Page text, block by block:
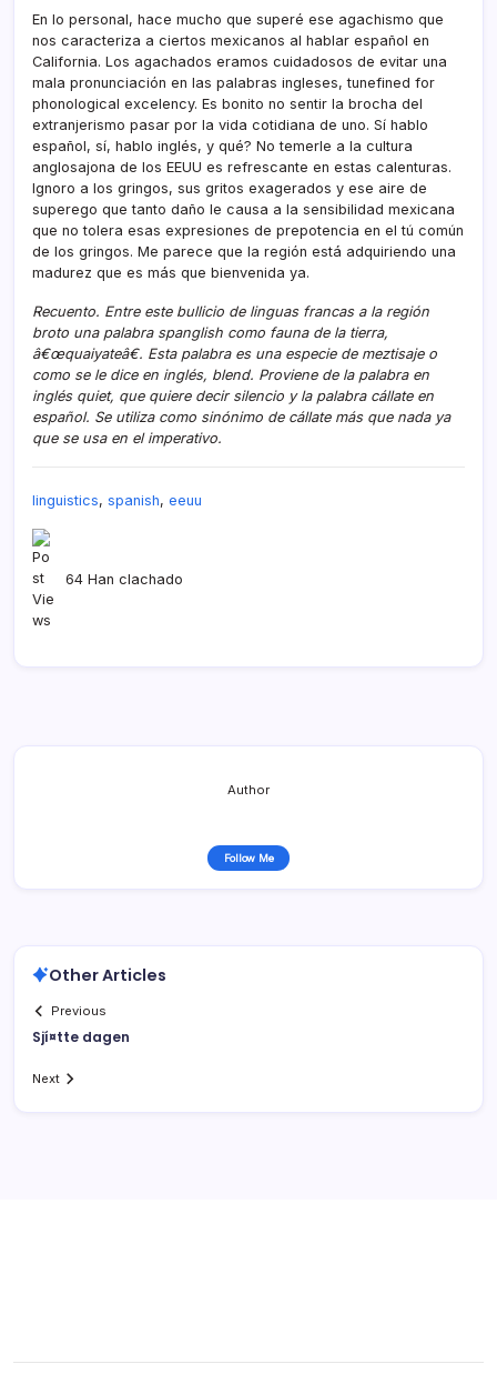
En lo personal, hace mucho que superé ese agachismo que
nos caracteriza a ciertos mexicanos al hablar español en
California. Los agachados eramos cuidadosos de evitar una
mala pronunciación en las palabras ingleses, tunefined for
phonological excelency. Es bonito no sentir la brocha del
extranjerismo pasar por la vida cotidiana de uno. Sí­ hablo
español, sí­, hablo inglés, y qué? No temerle a la cultura
anglosajona de los EEUU es refrescante en estas calenturas.
Ignoro a los gringos, sus gritos exagerados y ese aire de
superego que tanto daño le causa a la sensibilidad mexicana
que no tolera esas expresiones de prepotencia en el tú común
de los gringos. Me parece que la región está adquiriendo una
madurez que es más que bienvenida ya.
Recuento. Entre este bullicio de linguas francas a la región
broto una palabra spanglish como fauna de la tierra,
â€œquaiyateâ€. Esta palabra es una especie de meztisaje o
como se le dice en inglés, blend. Proviene de la palabra en
inglés quiet, que quiere decir silencio y la palabra cállate en
español. Se utiliza como sinónimo de cállate más que nada ya
que se usa en el imperativo.
linguistics, spanish, eeuu
64 Han clachado
Author
Follow Me
Other Articles
Previous
Sjí¤tte dagen
Next